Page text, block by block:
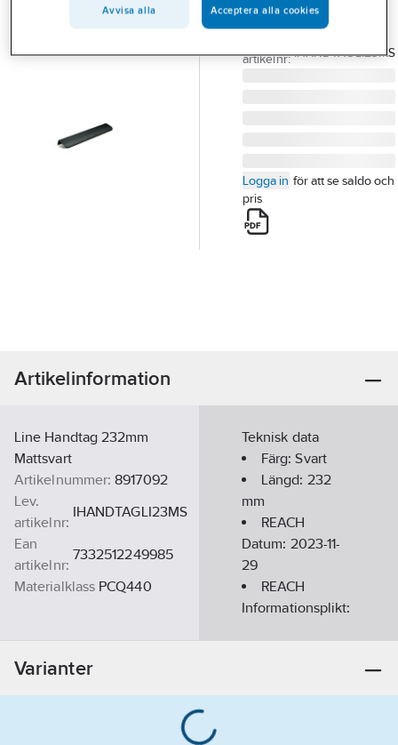
MATTSVART
Artikelnummer:
artikelnr: IHANDTAGLI23MS
Logga in för att se saldo och
pris
Artikelinformation
Line Handtag 232mm
Mattsvart
Artikelnummer: 8917092
Lev.
artikelnr:
IHANDTAGLI23MS
Ean
artikelnr:
7332512249985
Materialklass PCQ440
Teknisk data
Färg:Svart
Längd: 232
mm
REACH
Datum: 2023-11-
29
REACH
Informationsplikt:
Varianter
Avvisa alla Acceptera alla cookies